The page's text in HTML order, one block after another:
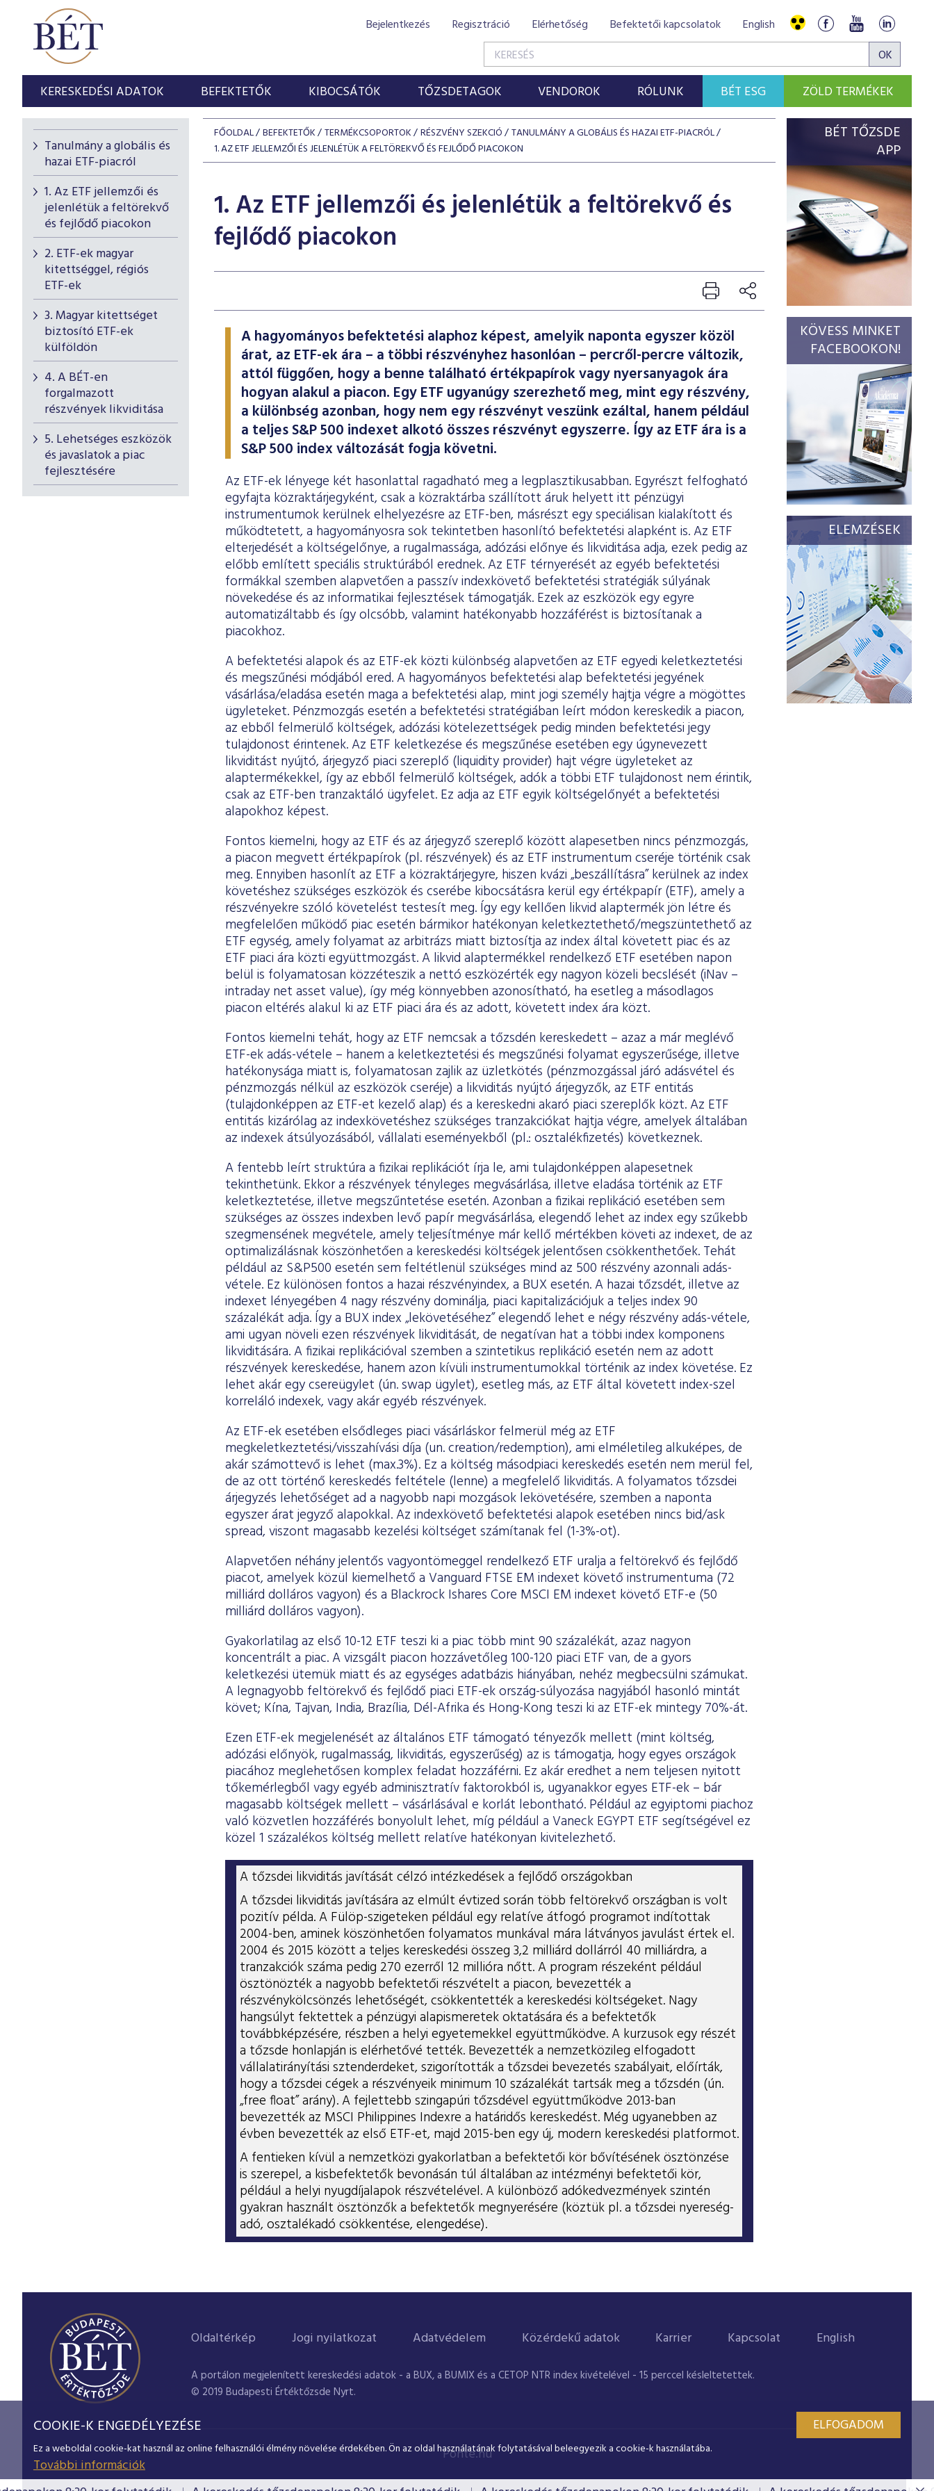
Bejelentkezés Regisztráció Elérhetőség Befektetői kapcsolatok English
KERESKEDÉSI ADATOK BEFEKTETŐK KIBOCSÁTÓK TŐZSDETAGOK VENDOROK RÓLUNK BÉT ESG ZÖLD TERMÉKEK
Tanulmány a globális és
hazai ETF-piacról
1. Az ETF jellemzői és
jelenlétük a feltörekvő
és fejlődő piacokon
2. ETF-ek magyar
kitettséggel, régiós
ETF-ek
3. Magyar kitettséget
biztosító ETF-ek
külföldön
4. A BÉT-en
forgalmazott
részvények likviditása
5. Lehetséges eszközök
és javaslatok a piac
fejlesztésére
FŐOLDAL BEFEKTETŐK TERMÉKCSOPORTOK RÉSZVÉNY SZEKCIÓ
TANULMÁNY A GLOBÁLIS ÉS HAZAI ETF-PIACRÓL
1. AZ ETF JELLEMZŐI ÉS JELENLÉTÜK A FELTÖREKVŐ ÉS FEJLŐDŐ PIACOKON
1. Az ETF jellemzői és jelenlétük a feltörekvő és
fejlődő piacokon
A hagyományos befektetési alaphoz képest, amelyik naponta egyszer közöl
árat, az ETF-ek ára – a többi részvényhez hasonlóan – percről-percre változik,
attól függően, hogy a benne található értékpapírok vagy nyersanyagok ára
hogyan alakul a piacon. Egy ETF ugyanúgy szerezhető meg, mint egy részvény,
a különbség azonban, hogy nem egy részvényt veszünk ezáltal, hanem például
a teljes S&P 500 indexet alkotó összes részvényt egyszerre. Így az ETF ára is a
S&P 500 index változását fogja követni.
Az ETF-ek lényege két hasonlattal ragadható meg a legplasztikusabban. Egyrészt felfogható
egyfajta közraktárjegyként, csak a közraktárba szállított áruk helyett itt pénzügyi
instrumentumok kerülnek elhelyezésre az ETF-ben, másrészt egy speciálisan kialakított és
működtetett, a hagyományosra sok tekintetben hasonlító befektetési alapként is. Az ETF
elterjedését a költségelőnye, a rugalmassága, adózási előnye és likviditása adja, ezek pedig az
előbb említett speciális struktúrából erednek. Az ETF térnyerését az egyéb befektetési
formákkal szemben alapvetően a passzív indexkövető befektetési stratégiák súlyának
növekedése és az informatikai fejlesztések támogatják. Ezek az eszközök egy egyre
automatizáltabb és így olcsóbb, valamint hatékonyabb hozzáférést is biztosítanak a
piacokhoz.
A befektetési alapok és az ETF-ek közti különbség alapvetően az ETF egyedi keletkeztetési
és megszűnési módjából ered. A hagyományos befektetési alap befektetési jegyének
vásárlása/eladása esetén maga a befektetési alap, mint jogi személy hajtja végre a mögöttes
ügyleteket. Pénzmozgás esetén a befektetési stratégiában leírt módon kereskedik a piacon,
az ebből felmerülő költségek, adózási kötelezettségek pedig minden befektetési jegy
tulajdonost érintenek. Az ETF keletkezése és megszűnése esetében egy úgynevezett
likviditást nyújtó, árjegyző piaci szereplő (liquidity provider) hajt végre ügyleteket az
alaptermékekkel, így az ebből felmerülő költségek, adók a többi ETF tulajdonost nem érintik,
csak az ETF-ben tranzaktáló ügyfelet. Ez adja az ETF egyik költségelőnyét a befektetési
alapokhoz képest.
Fontos kiemelni, hogy az ETF és az árjegyző szereplő között alapesetben nincs pénzmozgás,
a piacon megvett értékpapírok (pl. részvények) és az ETF instrumentum cseréje történik csak
meg. Ennyiben hasonlít az ETF a közraktárjegyre, hiszen kvázi „beszállításra” kerülnek az index
követéshez szükséges eszközök és cserébe kibocsátásra kerül egy értékpapír (ETF), amely a
részvényekre szóló követelést testesít meg. Így egy kellően likvid alaptermék jön létre és
megfelelően működő piac esetén bármikor hatékonyan keletkeztethető/megszüntethető az
ETF egység, amely folyamat az arbitrázs miatt biztosítja az index által követett piac és az
ETF piaci ára közti együttmozgást. A likvid alaptermékkel rendelkező ETF esetében napon
belül is folyamatosan közzéteszik a nettó eszközérték egy nagyon közeli becslését (iNav –
intraday net asset value), így még könnyebben azonosítható, ha esetleg a másodlagos
piacon eltérés alakul ki az ETF piaci ára és az adott, követett index ára közt.
Fontos kiemelni tehát, hogy az ETF nemcsak a tőzsdén kereskedett – azaz a már meglévő
ETF-ek adás-vétele – hanem a keletkeztetési és megszűnési folyamat egyszerűsége, illetve
hatékonysága miatt is, folyamatosan zajlik az üzletkötés (pénzmozgással járó adásvétel és
pénzmozgás nélkül az eszközök cseréje) a likviditás nyújtó árjegyzők, az ETF entitás
(tulajdonképpen az ETF-et kezelő alap) és a kereskedni akaró piaci szereplők közt. Az ETF
entitás kizárólag az indexkövetéshez szükséges tranzakciókat hajtja végre, amelyek általában
az indexek átsúlyozásából, vállalati eseményekből (pl.: osztalékfizetés) következnek.
A fentebb leírt struktúra a fizikai replikációt írja le, ami tulajdonképpen alapesetnek
tekinthetünk. Ekkor a részvények tényleges megvásárlása, illetve eladása történik az ETF
keletkeztetése, illetve megszűntetése esetén. Azonban a fizikai replikáció esetében sem
szükséges az összes indexben levő papír megvásárlása, elegendő lehet az index egy szűkebb
szegmensének megvétele, amely teljesítménye már kellő mértékben követi az indexet, de az
optimalizálásnak köszönhetően a kereskedési költségek jelentősen csökkenthetőek. Tehát
például az S&P500 esetén sem feltétlenül szükséges mind az 500 részvény azonnali adás-
vétele. Ez különösen fontos a hazai részvényindex, a BUX esetén. A hazai tőzsdét, illetve az
indexet lényegében 4 nagy részvény dominálja, piaci kapitalizációjuk a teljes index 90
százalékát adja. Így a BUX index „lekövetéséhez” elegendő lehet e négy részvény adás-vétele,
ami ugyan növeli ezen részvények likviditását, de negatívan hat a többi index komponens
likviditására. A fizikai replikációval szemben a szintetikus replikáció esetén nem az adott
részvények kereskedése, hanem azon kívüli instrumentumokkal történik az index követése. Ez
lehet akár egy csereügylet (ún. swap ügylet), esetleg más, az ETF által követett index-szel
korreláló indexek, vagy akár egyéb részvények.
Az ETF-ek esetében elsődleges piaci vásárláskor felmerül még az ETF
megkeletkeztetési/visszahívási díja (un. creation/redemption), ami elméletileg alkuképes, de
akár számottevő is lehet (max.3%). Ez a költség másodpiaci kereskedés esetén nem merül fel,
de az ott történő kereskedés feltétele (lenne) a megfelelő likviditás. A folyamatos tőzsdei
árjegyzés lehetőséget ad a nagyobb napi mozgások lekövetésére, szemben a naponta
egyszer árat jegyző alapokkal. Az indexkövető befektetési alapok esetében nincs bid/ask
spread, viszont magasabb kezelési költséget számítanak fel (1-3%-ot).
Alapvetően néhány jelentős vagyontömeggel rendelkező ETF uralja a feltörekvő és fejlődő
piacot, amelyek közül kiemelhető a Vanguard FTSE EM indexet követő instrumentuma (72
milliárd dolláros vagyon) és a Blackrock Ishares Core MSCI EM indexet követő ETF-e (50
milliárd dolláros vagyon).
Gyakorlatilag az első 10-12 ETF teszi ki a piac több mint 90 százalékát, azaz nagyon
koncentrált a piac. A vizsgált piacon hozzávetőleg 100-120 piaci ETF van, de a gyors
keletkezési ütemük miatt és az egységes adatbázis hiányában, nehéz megbecsülni számukat.
A legnagyobb feltörekvő és fejlődő piaci ETF-ek ország-súlyozása nagyjából hasonló mintát
követ; Kína, Tajvan, India, Brazília, Dél-Afrika és Hong-Kong teszi ki az ETF-ek mintegy 70%-át.
Ezen ETF-ek megjelenését az általános ETF támogató tényezők mellett (mint költség,
adózási előnyök, rugalmasság, likviditás, egyszerűség) az is támogatja, hogy egyes országok
piacához meglehetősen komplex feladat hozzáférni. Ez akár eredhet a nem teljesen nyitott
tőkemérlegből vagy egyéb adminisztratív faktorokból is, ugyanakkor egyes ETF-ek – bár
magasabb költségek mellett – vásárlásával e korlát lebontható. Például az egyiptomi piachoz
való közvetlen hozzáférés bonyolult lehet, míg például a Vaneck EGYPT ETF segítségével ez
közel 1 százalékos költség mellett relatíve hatékonyan kivitelezhető.
A tőzsdei likviditás javítását célzó intézkedések a fejlődő országokban
A tőzsdei likviditás javítására az elmúlt évtized során több feltörekvő országban is volt
pozitív példa. A Fülöp-szigeteken például egy relatíve átfogó programot indítottak
2004-ben, aminek köszönhetően folyamatos munkával mára látványos javulást értek el.
2004 és 2015 között a teljes kereskedési összeg 3,2 milliárd dollárról 40 milliárdra, a
tranzakciók száma pedig 270 ezerről 12 millióra nőtt. A program részeként például
ösztönözték a nagyobb befektetői részvételt a piacon, bevezették a
részvénykölcsönzés lehetőségét, csökkentették a kereskedési költségeket. Nagy
hangsúlyt fektettek a pénzügyi alapismeretek oktatására és a befektetők
továbbképzésére, részben a helyi egyetemekkel együttműködve. A kurzusok egy részét
a tőzsde honlapján is elérhetővé tették. Bevezették a nemzetközileg elfogadott
vállalatirányítási sztenderdeket, szigorították a tőzsdei bevezetés szabályait, előírták,
hogy a tőzsdei cégek a részvényeik minimum 10 százalékát tartsák meg a tőzsdén (ún.
„free float” arány). A fejlettebb szingapúri tőzsdével együttműködve 2013-ban
bevezették az MSCI Philippines Indexre a határidős kereskedést. Még ugyanebben az
évben bevezették az első ETF-et, majd 2015-ben egy új, modern kereskedési platformot.
A fentieken kívül a nemzetközi gyakorlatban a befektetői kör bővítésének ösztönzése
is szerepel, a kisbefektetők bevonásán túl általában az intézményi befektetői kör,
például a helyi nyugdíjalapok részvételével. A különböző adókedvezmények szintén
gyakran használt ösztönzők a befektetők megnyerésére (köztük pl. a tőzsdei nyereség-
adó, osztalékadó csökkentése, elengedése).
BÉT TŐZSDE
APP
KÖVESS MINKET
FACEBOOKON!
ELEMZÉSEK
Oldaltérkép Jogi nyilatkozat Adatvédelem Közérdekű adatok Karrier Kapcsolat English
A portálon megjelenített kereskedési adatok - a BUX, a BUMIX és a CETOP NTR index kivételével - 15 perccel késleltetettek.
© 2019 Budapesti Értéktőzsde Nyrt.
Ponte.hu
COOKIE-K ENGEDÉLYEZÉSE
Ez a weboldal cookie-kat használ az online felhasználói élmény növelése érdekében. Ön az oldal használatának folytatásával beleegyezik a cookie-k használatába.
További információk
ELFOGADOM